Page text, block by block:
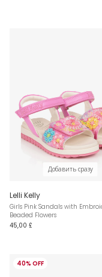
Добавить сразу
Lelli Kelly
Girls Pink Sandals with
Beaded Flowers
45,00 £
40% OFF